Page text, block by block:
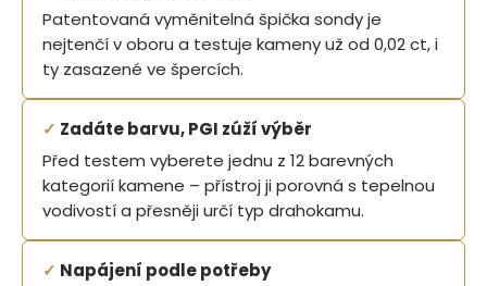
Patentovaná vyměnitelná špička sondy je
nejtenčí v oboru a testuje kameny už od 0,02 ct, i
ty zasazené ve špercích.
✓ Zadáte barvu, PGI zúží výběr
Před testem vyberete jednu z 12 barevných
kategorií kamene – přístroj ji porovná s tepelnou
vodivostí a přesněji určí typ drahokamu.
✓ Napájení podle potřeby